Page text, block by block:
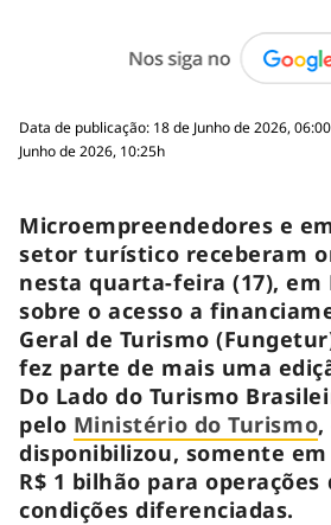
Data de publicação: 18 de Junho de 2026,
Junho de 2026, 10:25h
Microempreendedores e
setor turístico receberam
nesta quarta-feira (17), em
sobre o acesso a
Geral de Turismo
fez parte de mais uma
Do Lado do Turismo
pelo Ministério do Turismo,
disponibilizou, somente em
R$ 1 bilhão para
condições diferenciadas.